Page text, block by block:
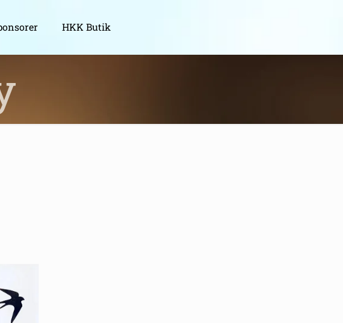
HKK Butik